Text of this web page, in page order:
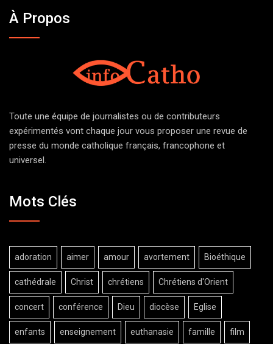
À Propos
Toute une équipe de journalistes ou de contributeurs
expérimentés vont chaque jour vous proposer une revue de
presse du monde catholique français, francophone et
universel.
Mots Clés
adoration aimer amour avortement Bioéthique
cathédrale Christ chrétiens Chrétiens d'Orient
concert conférence Dieu diocèse Eglise
enfants enseignement euthanasie famille film